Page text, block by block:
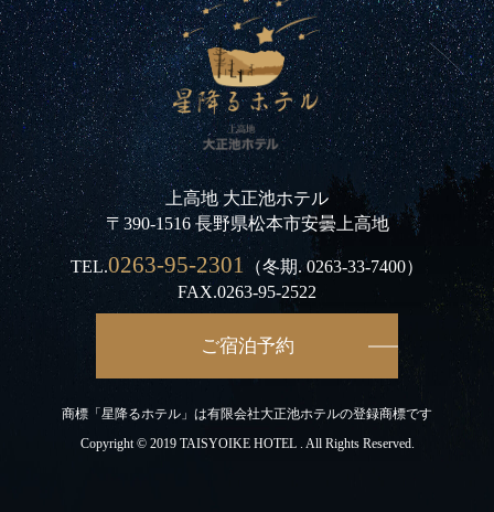
上高地 大正池ホテル
〒390-1516 長野県松本市安曇上高地
TEL.0263-95-2301 （冬期.0263-33-7400）
FAX.0263-95-2522
ご宿泊予約
商標「星降るホテル」は有限会社大正池ホテルの登録商標です
Copyright © 2019 TAISYOIKE HOTEL . All Rights Reserved.